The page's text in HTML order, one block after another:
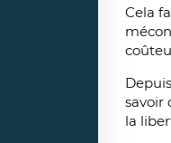
Cela
savoir
la